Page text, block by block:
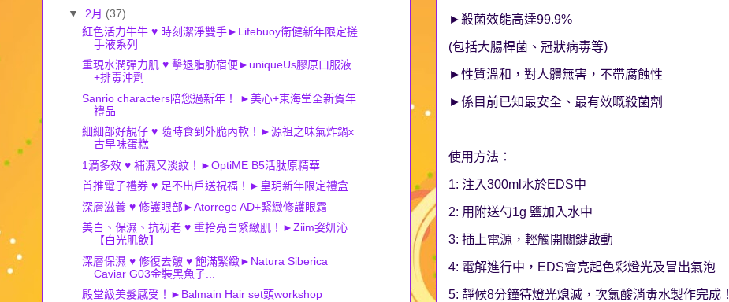
►殺菌效能高達99.9%
(包括大腸桿菌、冠狀病毒等)
►性質溫和，對人體無害，不帶腐蝕性
►係目前已知最安全、最有效嘅殺菌劑
使用方法：
1: 注入300ml水於EDS中
2: 用附送勺1g 鹽加入水中
3: 插上電源，輕觸開關鍵啟動
4: 電解進行中，EDS會亮起色彩燈光及冒出氣泡
5: 靜候8分鐘待燈光熄滅，次氯酸消毒水製作完成！
▼ 2月 (37)
紅色活力牛牛 ♥ 時刻潔淨雙手►Lifebuoy衛健新年限定搓
手液系列
重現水潤彈力肌 ♥ 擊退脂肪宿便►uniqueUs膠原口服液
+排毒沖劑
Sanrio characters陪您過新年！ ►美心+東海堂全新賀年
禮品
細細部好靚仔 ♥ 隨時食到外脆內軟！►源祖之味氣炸鍋x
古早味蛋糕
1滴多效 ♥ 補濕又淡紋！►OptiME B5活肽原精華
首推電子禮券 ♥ 足不出戶送祝福！►皇玥新年限定禮盒
深層滋養 ♥ 修護眼部►Atorrege AD+緊緻修護眼霜
美白、保濕、抗初老 ♥ 重拾亮白緊緻肌！►Ziim姿妍沁
【白光肌飲】
深層保濕 ♥ 修復去皺 ♥ 飽滿緊緻►Natura Siberica
Caviar G03金裝黑魚子...
殿堂級美髮感受！►Balmain Hair set頭workshop